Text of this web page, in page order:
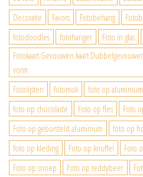
Decoratie
Favors Fotobehang
fotodoodles
fotohanger Foto in glas
Fotokaart Gevouwen kaart
vorm
Fotolijsten
fotomok foto op aluminium
foto op chocolade
Foto op fles
Foto
Foto op geborsteld aluminium
foto op
foto op kleding
Foto op knuffel Foto
Foto op snoep
Foto op teddybeer